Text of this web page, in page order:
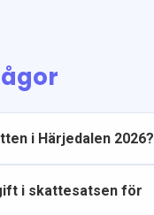
i Härjedalen 2026?
i skattesatsen för